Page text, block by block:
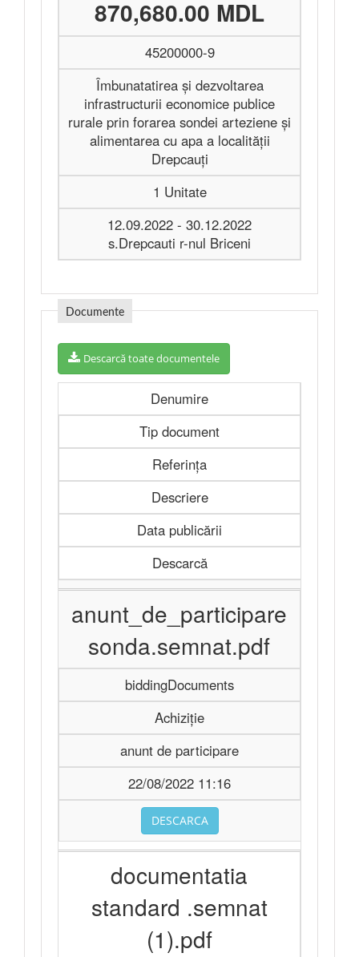
870,680.00 MDL
45200000-9
Îmbunatatirea și dezvoltarea
infrastructurii economice publice
rurale prin forarea sondei arteziene și
alimentarea cu apa a localității
Drepcauți
1 Unitate
12.09.2022 - 30.12.2022
s.Drepcauti r-nul Briceni
Documente
Descarcă toate documentele
Denumire
Tip document
Referința
Descriere
Data publicării
Descarcă
anunt_de_participare
sonda.semnat.pdf
biddingDocuments
Achiziție
anunt de participare
22/08/2022 11:16
DESCARCA
documentatia
standard .semnat
(1).pdf